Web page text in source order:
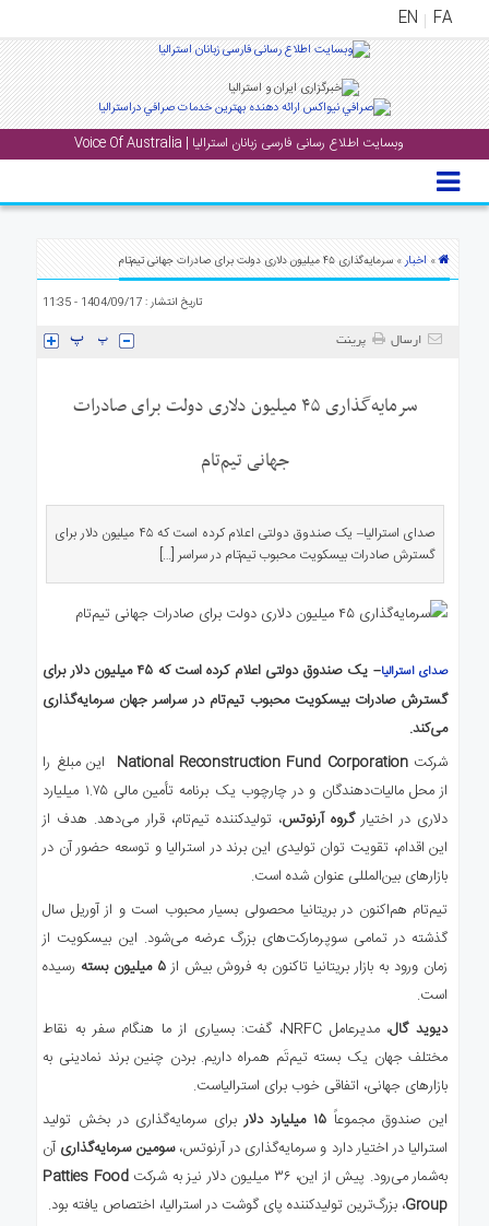
FA
EN
وبسایت اطلاع رسانی فارسی زبانان استرالیا | Voice Of Australia
منوی
اصلی
ارتباط
» اخبار» سرمایه‌گذاری ۴۵ میلیون دلاری دولت برای صادرات جهانی تیم‌تام
تاریخ انتشار : 1404/09/17 - 11:35
ارسال پرینت
سرمایه‌گذاری ۴۵ میلیون دلاری دولت برای صادرات
جهانی تیم‌تام
صدای استرالیا– یک صندوق دولتی اعلام کرده است که ۴۵ میلیون دلار برای
گسترش صادرات بیسکویت محبوب تیم‌تام در سراسر […]
صدای استرالیا
– یک صندوق دولتی اعلام کرده است که ۴۵ میلیون دلار برای
گسترش صادرات بیسکویت محبوب تیم‌تام در سراسر جهان سرمایه‌گذاری
می‌کند.
شرکتNational Reconstruction Fund Corporation این مبلغ را
از محل مالیات‌دهندگان و در چارچوب یک برنامه تأمین مالی ۱.۷۵ میلیارد
دلاری در اختیارگروه آرنوتس، تولیدکننده تیم‌تام، قرار می‌دهد. هدف از
این اقدام، تقویت توان تولیدی این برند در استرالیا و توسعه حضور آن در
بازارهای بین‌المللی عنوان شده است.
تیم‌تام هم‌اکنون در بریتانیا محصولی بسیار محبوب است و از آوریل سال
گذشته در تمامی سوپرمارکت‌های بزرگ عرضه می‌شود. این بیسکویت از
زمان ورود به بازار بریتانیا تاکنون به فروش بیش از۵ میلیون بسته
رسیده
است.
دیوید گال
، مدیرعامل NRFC، گفت: بسیاری از ما هنگام سفر به نقاط
مختلف جهان یک بسته تیم‌تَم همراه داریم. بردن چنین برند نمادینی به
بازارهای جهانی، اتفاقی خوب برای استرالیاست.
این صندوق مجموعاً ۱۵ میلیارد دلار
برای سرمایه‌گذاری در بخش تولید
استرالیا در اختیار دارد و سرمایه‌گذاری در آرنوتس،سومین سرمایه‌گذاری آن
به‌شمار می‌رود. پیش از این، ۳۶ میلیون دلار نیز به شرکت
Patties Food
Group، بزرگ‌ترین تولیدکننده پای گوشت در استرالیا، اختصاص یافته بود.